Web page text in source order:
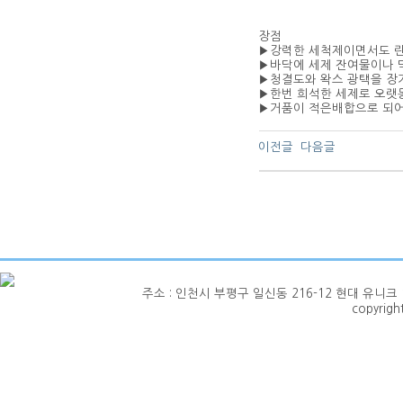
장점
▶강력한 세척제이면서도
▶바닥에 세제 잔여물이나
▶청결도와 왁스 광택을 장
▶한번 희석한 세제로 오랫
▶거품이 적은배합으로 되
이전글 다음글
주소 : 인천시 부평구 일신동 216-12 현대 유니